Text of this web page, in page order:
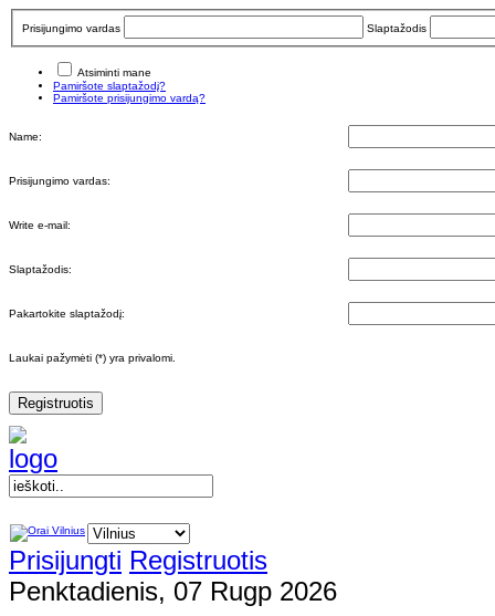
Prisijungimo vardas Slaptažodis
Atsiminti mane
Pamiršote slaptažodį?
Pamiršote prisijungimo vardą?
Name:
Prisijungimo vardas:
Write e-mail:
Slaptažodis:
Pakartokite slaptažodį:
Laukai pažymėti (*) yra privalomi.
Registruotis
Prisijungti Registruotis
Penktadienis, 07 Rugp 2026